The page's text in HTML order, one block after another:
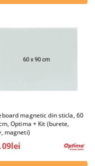
magnetic din sticla, 60
Optima + Kit (burete,
magneti)